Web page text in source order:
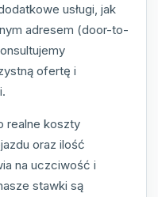
usługi, jak
adresem (door-to-
ofertę i
realne koszty
oraz ilość
na uczciwość i
stawki są